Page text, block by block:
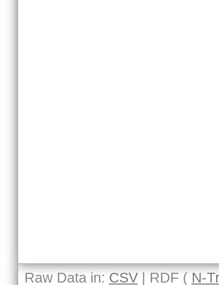
Raw Data in: CSV| RDF ( N-